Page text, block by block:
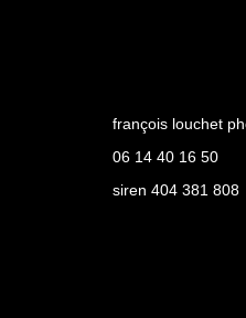
françois louchet
06 14 40 16 50
siren 404 381 808